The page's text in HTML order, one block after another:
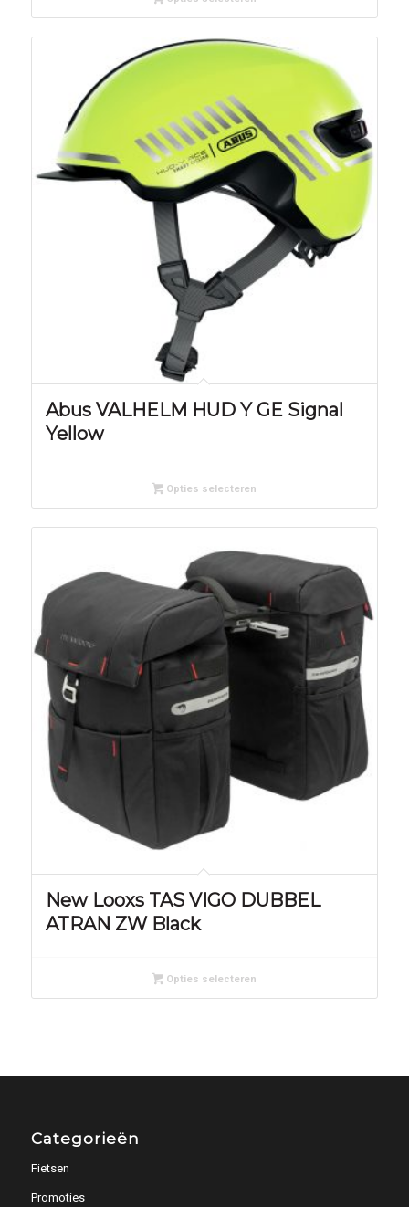
Abus VALHELM HUD Y GE Signal
Yellow
Opties selecteren
New Looxs TAS VIGO DUBBEL
ATRAN ZW Black
Opties selecteren
Categorieën
Fietsen
Promoties